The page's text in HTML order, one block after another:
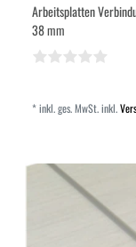
Arbeitsplatten
38 mm
*inkl. ges. MwSt.inkl.